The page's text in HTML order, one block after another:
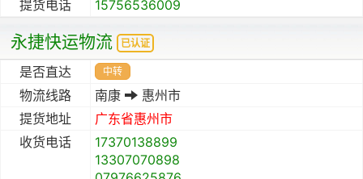
提货电话 15756536009
永捷快运物流 已认证
是否直达 中转
物流线路 南康
惠州市
提货地址
广东省惠州市
收货电话
17370138899
13307070898